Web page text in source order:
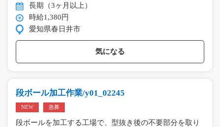
長期（3ヶ月以上）
時給1,380円
愛知県春日井市
気になる
段ボール加工作業/y01_02245
NEW 急募
段ボールを加工する工場で、型抜き後の不要部分を取り